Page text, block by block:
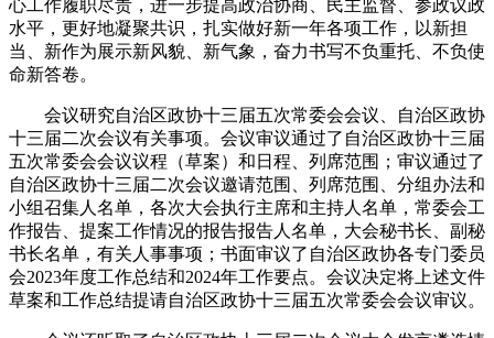
心工作履职尽责，进一步提高政治协商、民主监督、参政议政
水平，更好地凝聚共识，扎实做好新一年各项工作，以新担
当、新作为展示新风貌、新气象，奋力书写不负重托、不负使
命新答卷。
会议研究自治区政协十三届五次常委会会议、自治区政协
十三届二次会议有关事项。会议审议通过了自治区政协十三届
五次常委会会议议程（草案）和日程、列席范围；审议通过了
自治区政协十三届二次会议邀请范围、列席范围、分组办法和
小组召集人名单，各次大会执行主席和主持人名单，常委会工
作报告、提案工作情况的报告报告人名单，大会秘书长、副秘
书长名单，有关人事事项；书面审议了自治区政协各专门委员
会2023年度工作总结和2024年工作要点。会议决定将上述文件
草案和工作总结提请自治区政协十三届五次常委会会议审议。